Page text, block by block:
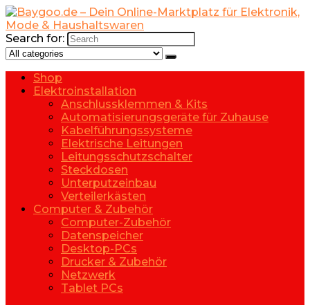
Search for:
Shop
Elektroinstallation
Anschlussklemmen & Kits
Automatisierungsgeräte für Zuhause
Kabelführungssysteme
Elektrische Leitungen
Leitungsschutzschalter
Steckdosen
Unterputzeinbau
Verteilerkästen
Computer & Zubehör
Computer-Zubehör
Datenspeicher
Desktop-PCs
Drucker & Zubehör
Netzwerk
Tablet PCs